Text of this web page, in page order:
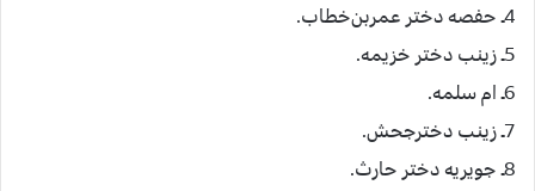
4ـ حفصه‌ دختر عمربن‌خطاب‌.
5ـ زينب‌ دختر خزيمه.‌
6ـ ام‌ سلمه‌.
7ـ زينب‌ دخترجحش.
8ـ جويريه‌ دختر حارث‌.